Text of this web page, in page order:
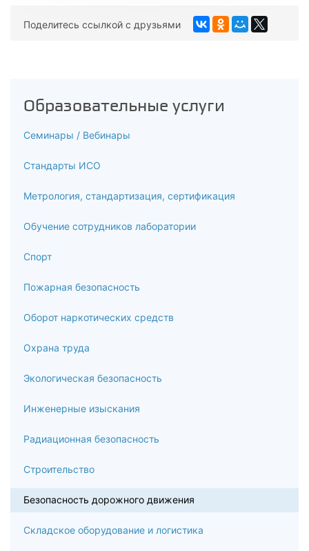
Образовательные услуги
Семинары / Вебинары
Стандарты ИСО
Метрология, стандартизация, сертификация
Обучение сотрудников лаборатории
Спорт
Пожарная безопасность
Оборот наркотических средств
Охрана труда
Экологическая безопасность
Инженерные изыскания
Радиационная безопасность
Строительство
Безопасность дорожного движения
Складское оборудование и логистика
Поделитесь ссылкой с друзьями